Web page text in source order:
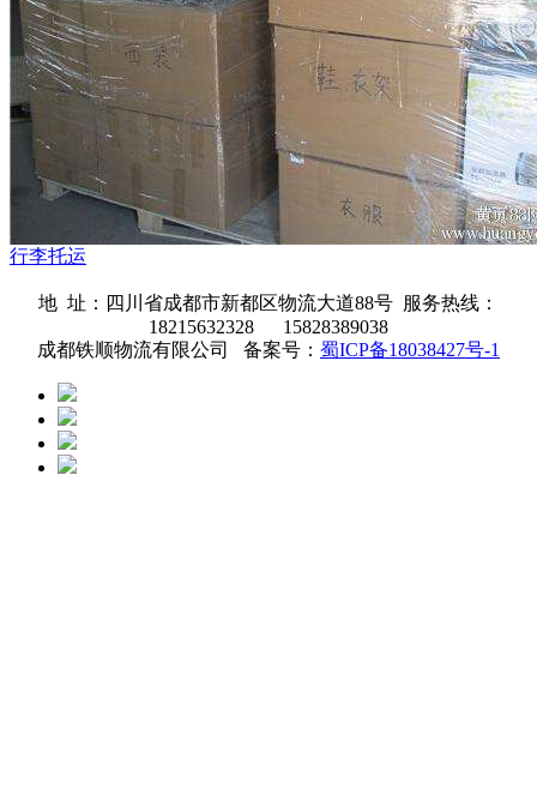
行李托运
地 址：四川省成都市新都区物流大道88号 服务热线：
18215632328 15828389038
成都铁顺物流有限公司 备案号： 蜀ICP备18038427号-1